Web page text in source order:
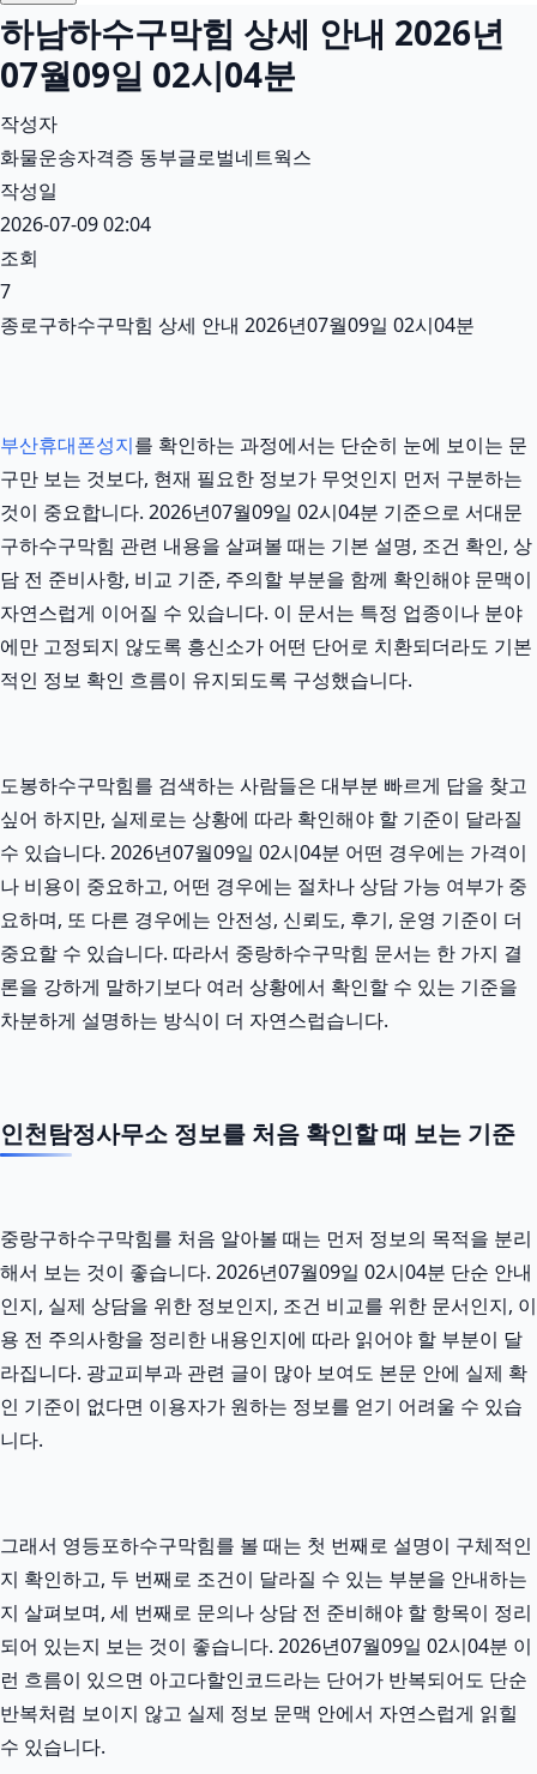
하남하수구막힘 상세 안내 2026년
07월09일 02시04분
작성자
화물운송자격증 동부글로벌네트웍스
작성일
2026-07-09 02:04
조회
7
종로구하수구막힘 상세 안내 2026년07월09일 02시04분
부산휴대폰성지를 확인하는 과정에서는 단순히 눈에 보이는 문
구만 보는 것보다, 현재 필요한 정보가 무엇인지 먼저 구분하는
것이 중요합니다. 2026년07월09일 02시04분 기준으로 서대문
구하수구막힘 관련 내용을 살펴볼 때는 기본 설명, 조건 확인, 상
담 전 준비사항, 비교 기준, 주의할 부분을 함께 확인해야 문맥이
자연스럽게 이어질 수 있습니다. 이 문서는 특정 업종이나 분야
에만 고정되지 않도록 흥신소가 어떤 단어로 치환되더라도 기본
적인 정보 확인 흐름이 유지되도록 구성했습니다.
도봉하수구막힘를 검색하는 사람들은 대부분 빠르게 답을 찾고
싶어 하지만, 실제로는 상황에 따라 확인해야 할 기준이 달라질
수 있습니다. 2026년07월09일 02시04분 어떤 경우에는 가격이
나 비용이 중요하고, 어떤 경우에는 절차나 상담 가능 여부가 중
요하며, 또 다른 경우에는 안전성, 신뢰도, 후기, 운영 기준이 더
중요할 수 있습니다. 따라서 중랑하수구막힘 문서는 한 가지 결
론을 강하게 말하기보다 여러 상황에서 확인할 수 있는 기준을
차분하게 설명하는 방식이 더 자연스럽습니다.
인천탐정사무소 정보를 처음 확인할 때 보는 기준
중랑구하수구막힘를 처음 알아볼 때는 먼저 정보의 목적을 분리
해서 보는 것이 좋습니다. 2026년07월09일 02시04분 단순 안내
인지, 실제 상담을 위한 정보인지, 조건 비교를 위한 문서인지, 이
용 전 주의사항을 정리한 내용인지에 따라 읽어야 할 부분이 달
라집니다. 광교피부과 관련 글이 많아 보여도 본문 안에 실제 확
인 기준이 없다면 이용자가 원하는 정보를 얻기 어려울 수 있습
니다.
그래서 영등포하수구막힘를 볼 때는 첫 번째로 설명이 구체적인
지 확인하고, 두 번째로 조건이 달라질 수 있는 부분을 안내하는
지 살펴보며, 세 번째로 문의나 상담 전 준비해야 할 항목이 정리
되어 있는지 보는 것이 좋습니다. 2026년07월09일 02시04분 이
런 흐름이 있으면 아고다할인코드라는 단어가 반복되어도 단순
반복처럼 보이지 않고 실제 정보 문맥 안에서 자연스럽게 읽힐
수 있습니다.